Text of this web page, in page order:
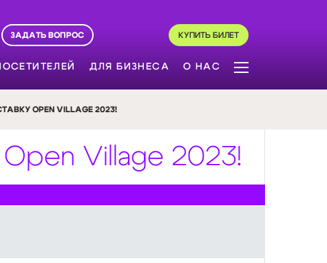
ЗАДАТЬ ВОПРОС КУПИТЬ БИЛЕТ
ДЛЯ БИЗНЕСА О НАС
OPEN VILLAGE 2023!
Village 2023!